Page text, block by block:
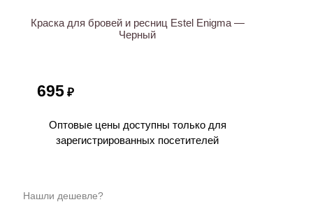
Краска для бровей и ресниц Estel Enigma —
Черный
695 ₽
Оптовые цены доступны только для
зарегистрированных посетителей
Нашли дешевле?